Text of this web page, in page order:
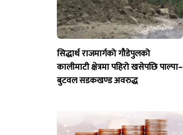
सिद्धार्थ राजमार्गको गौडेपुलको
कालीमाटी क्षेत्रमा पहिरो खसेपछि पाल्पा–
बुटवल सडकखण्ड अवरुद्ध